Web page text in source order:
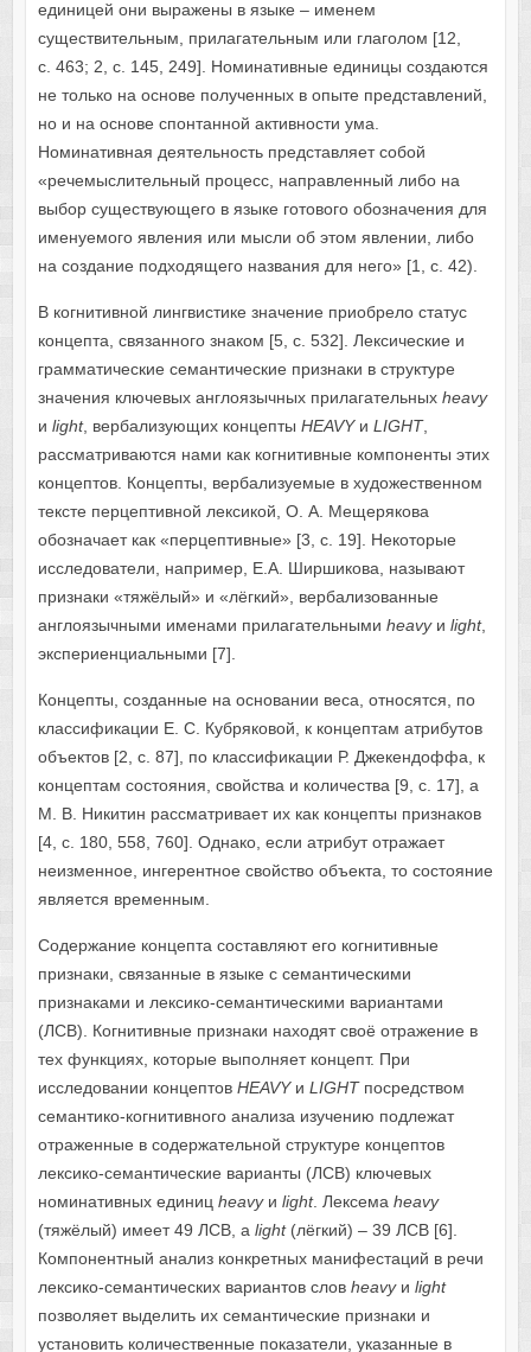
единицей они выражены в языке – именем
существительным, прилагательным или глаголом [12,
c. 463; 2, с. 145, 249]. Номинативные единицы создаются
не только на основе полученных в опыте представлений,
но и на основе спонтанной активности ума.
Номинативная деятельность представляет собой
«речемыслительный процесс, направленный либо на
выбор существующего в языке готового обозначения для
именуемого явления или мысли об этом явлении, либо
на создание подходящего названия для него» [1, с. 42).
В когнитивной лингвистике значение приобрело статус
концепта, связанного знаком [5, с. 532]. Лексические и
грамматические семантические признаки в структуре
значения ключевых англоязычных прилагательных heavy
и light, вербализующих концепты HEAVYи LIGHT,
рассматриваются нами как когнитивные компоненты этих
концептов. Концепты, вербализуемые в художественном
тексте перцептивной лексикой, О. А. Мещерякова
обозначает как «перцептивные» [3, с. 19]. Некоторые
исследователи, например, Е.А. Ширшикова, называют
признаки «тяжёлый» и «лёгкий», вербализованные
англоязычными именами прилагательными heavyи light,
экспериенциальными [7].
Концепты, созданные на основании веса, относятся, по
классификации Е. С. Кубряковой, к концептам атрибутов
объектов [2, с. 87], по классификации Р. Джекендоффа, к
концептам состояния, свойства и количества [9, c. 17], а
М. В. Никитин рассматривает их как концепты признаков
[4, с. 180, 558, 760]. Однако, если атрибут отражает
неизменное, ингерентное свойство объекта, то состояние
является временным.
Содержание концепта составляют его когнитивные
признаки, связанные в языке с семантическими
признаками и лексико-семантическими вариантами
(ЛСВ). Когнитивные признаки находят своё отражение в
тех функциях, которые выполняет концепт. При
исследовании концептов HEAVYи LIGHT посредством
семантико-когнитивного анализа изучению подлежат
отраженные в содержательной структуре концептов
лексико-семантические варианты (ЛСВ) ключевых
номинативных единиц heavy и light. Лексема heavy
(тяжёлый) имеет 49 ЛСВ, а light(лёгкий) – 39 ЛСВ [6].
Компонентный анализ конкретных манифестаций в речи
лексико-семантических вариантов слов heavyи light
позволяет выделить их семантические признаки и
установить количественные показатели, указанные в